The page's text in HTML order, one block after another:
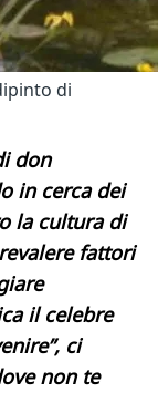
di
don
in cerca dei
la cultura di
fattori
il celebre
ci
non te